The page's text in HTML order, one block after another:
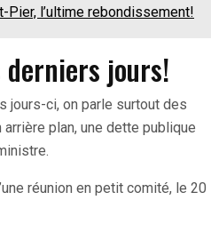
Pier, l’ultime rebondissement!
jours!
jours-ci, on parle surtout des
arrière plan, une dette publique
réunion en petit comité, le 20